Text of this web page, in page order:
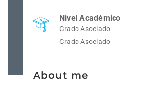
Nivel Académico
Grado Asociado
Grado Asociado
About me